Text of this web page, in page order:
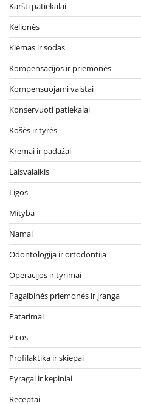
Karšti patiekalai
Kelionės
Kiemas ir sodas
Kompensacijos ir priemonės
Kompensuojami vaistai
Konservuoti patiekalai
Košės ir tyrės
Kremai ir padažai
Laisvalaikis
Ligos
Mityba
Namai
Odontologija ir ortodontija
Operacijos ir tyrimai
Pagalbinės priemonės ir įranga
Patarimai
Picos
Profilaktika ir skiepai
Pyragai ir kepiniai
Receptai